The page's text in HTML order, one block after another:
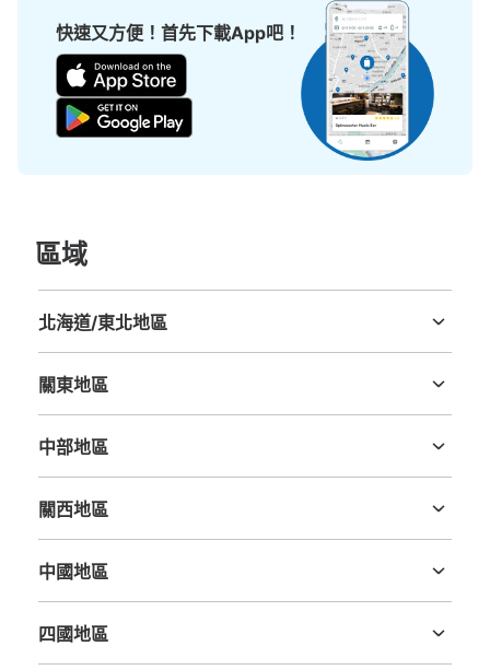
原宿駅 改札外コインロッカー
从JR原宿駅站步行1分钟。
本日營業時間:04:40〜
大的:3/ ¥700
原宿駅 改札外コインロッカー
从JR原宿駅站步行1分钟。
快速又方便！首先下載App吧！
區域
北海道/東北地區
關東地區
中部地區
關西地區
中國地區
四國地區